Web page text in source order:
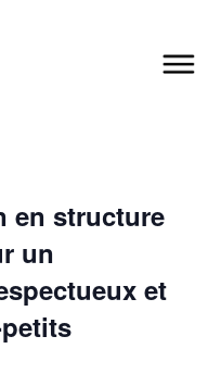
en structure
un
et